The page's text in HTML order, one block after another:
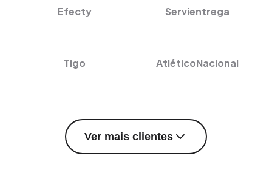
Efecty Servientrega
Tigo AtléticoNacional
Ver mais clientes